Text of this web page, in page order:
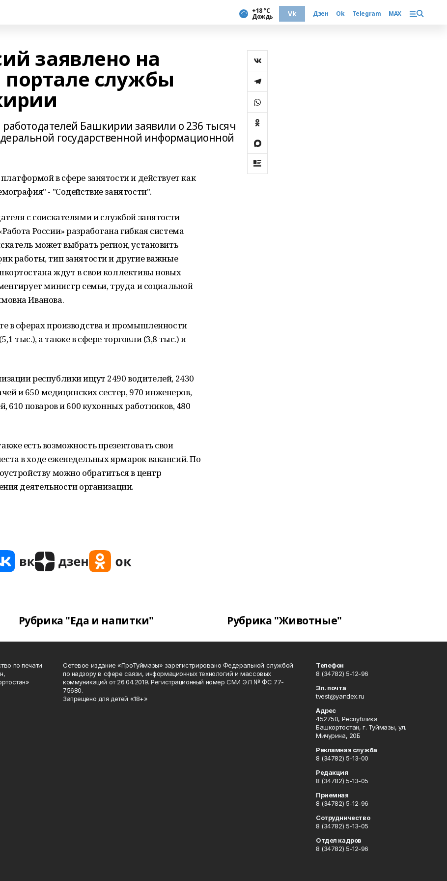
+18 °С
Дождь Vk Дзен Ok Telegram MAX
заявлено на
службы
работодателей Башкирии заявили о 236 тысяч
государственной информационной
в сфере занятости и действует как
- "Содействие занятости".
с соискателями и службой занятости
России» разработана гибкая система
может выбрать регион, установить
работы, тип занятости и другие важные
ждут в свои коллективы новых
министр семьи, труда и социальной
Иванова.
в сферах производства и промышленности
тыс.), а также в сфере торговли (3,8 тыс.) и
республики ищут 2490 водителей, 2430
и 650 медицинских сестер, 970 инженеров,
610 поваров и 600 кухонных работников, 480
есть возможность презентовать свои
в ходе еженедельных ярмарок вакансий. По
можно обратиться в центр
деятельности организации.
Рубрика "Еда и напитки" Рубрика "Животные"
по печати
Сетевое издание «ПроТуймазы» зарегистрировано Федеральной службой
по надзору в сфере связи, информационных технологий и массовых
коммуникаций от 26.04.2019. Регистрационный номер СМИ ЭЛ № ФС 77-
75680.
Запрещено для детей «18+»
Телефон
8 (34782) 5-12-96
Эл. почта
tvest@yandex.ru
Адрес
452750, Республика
Башкортостан, г. Туймазы, ул.
Мичурина, 20Б
Рекламная служба
8 (34782) 5-13-00
Редакция
8 (34782) 5-13-05
Приемная
8 (34782) 5-12-96
Сотрудничество
8 (34782) 5-13-05
Отдел кадров
8 (34782) 5-12-96